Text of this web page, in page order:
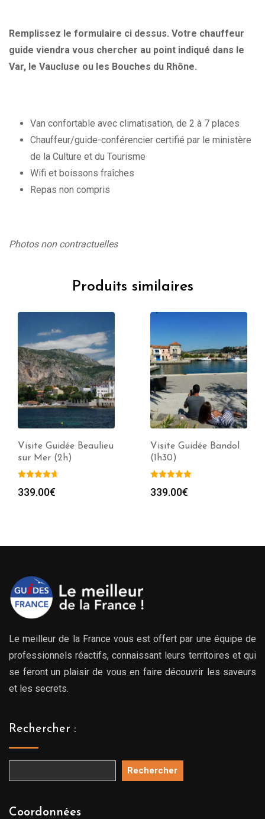
Remplissez le formulaire ci dessus. Votre chauffeur
guide viendra vous chercher au point indiqué dans le
Var, le Vaucluse ou les Bouches du Rhône.
Van confortable avec climatisation, de 2 à 7 places
Chauffeur/guide-conférencier certifié par le ministère
de la Culture et du Tourisme
Wifi et boissons fraîches
Repas non compris
Photos non contractuelles
Produits similaires
Visite Guidée Beaulieu
sur Mer (2h)
339.00€
Visite Guidée Bandol
(1h30)
339.00€
Le meilleur de la France vous est offert par une équipe de
professionnels réactifs, connaissant leurs territoires et qui
se feront un plaisir de vous en faire découvrir les saveurs
et les secrets.
Rechercher :
Rechercher
Coordonnées